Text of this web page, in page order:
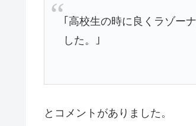
｢高校生の時に良くラゾー
した。｣
とコメントがありました。